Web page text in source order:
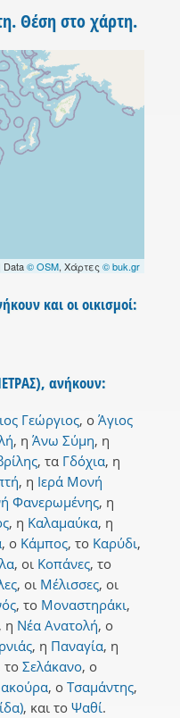
Θέση στο χάρτη.
| Data© OSM, Χάρτες © buk.gr
και οι οικισμοί:
ανήκουν:
Γεώργιος, ο Άγιος
, η Άνω Σύμη, η
, τα Γδόχια, η
, η Ιερά Μονή
Φανερωμένης, η
, η Καλαμαύκα, η
, ο Κάμπος, το Καρύδι,
, οι Κοπάνες, το
, οι Μέλισσες, οι
, το Μοναστηράκι,
, η Νέα Ανατολή, ο
, η Παναγία, η
το Σελάκανο, ο
, ο Τσαμάντης,
, και το Ψαθί.